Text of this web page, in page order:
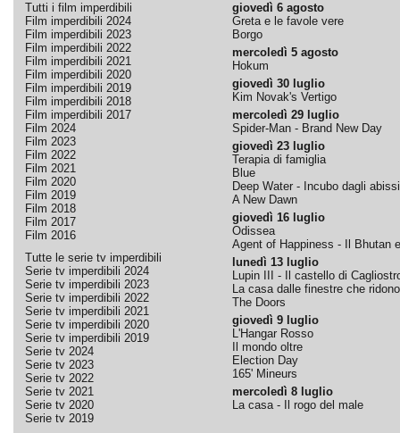
Tutti i film imperdibili
Film imperdibili 2024
Film imperdibili 2023
Film imperdibili 2022
Film imperdibili 2021
Film imperdibili 2020
Film imperdibili 2019
Film imperdibili 2018
Film imperdibili 2017
Film 2024
Film 2023
Film 2022
Film 2021
Film 2020
Film 2019
Film 2018
Film 2017
Film 2016
Tutte le serie tv imperdibili
Serie tv imperdibili 2024
Serie tv imperdibili 2023
Serie tv imperdibili 2022
Serie tv imperdibili 2021
Serie tv imperdibili 2020
Serie tv imperdibili 2019
Serie tv 2024
Serie tv 2023
Serie tv 2022
Serie tv 2021
Serie tv 2020
Serie tv 2019
giovedì 6 agosto
Greta e le favole vere
Borgo
mercoledì 5 agosto
Hokum
giovedì 30 luglio
Kim Novak's Vertigo
mercoledì 29 luglio
Spider-Man - Brand New Day
giovedì 23 luglio
Terapia di famiglia
Blue
Deep Water - Incubo dagli abissi
A New Dawn
giovedì 16 luglio
Odissea
Agent of Happiness - Il Bhutan
lunedì 13 luglio
Lupin III - Il castello di
La casa dalle finestre che ridono
The Doors
giovedì 9 luglio
L'Hangar Rosso
Il mondo oltre
Election Day
165' Mineurs
mercoledì 8 luglio
La casa - Il rogo del male